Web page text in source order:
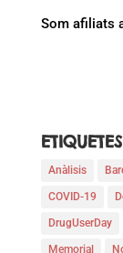
Som afiliats
ETIQUETES
Anàlisis
COVID-19
DrugUserDay
Memorial